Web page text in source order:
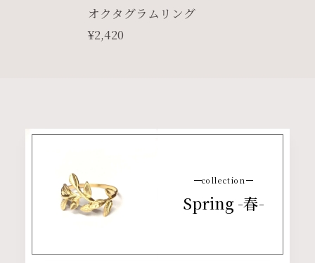
オクタグラムリング
¥2,420
collection
Spring -春-